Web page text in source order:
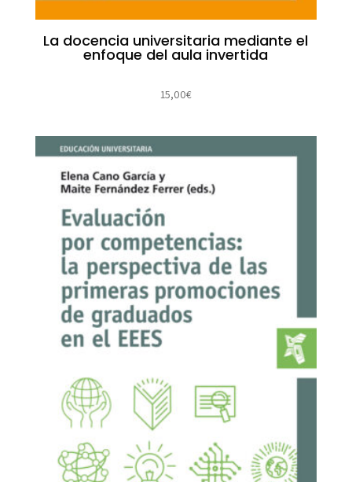
La docencia universitaria mediante el
enfoque del aula invertida
15,00€